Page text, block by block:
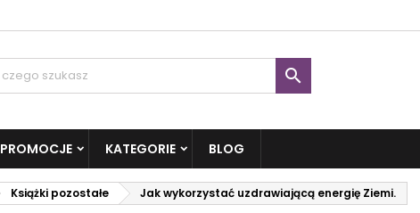

PROMOCJE KATEGORIE BLOG
Książki pozostałe Jak wykorzystać uzdrawiającą energię Ziemi.